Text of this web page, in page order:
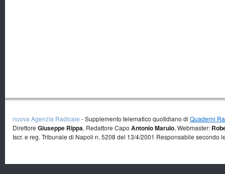
nuova Agenzia Radicale - Supplemento telematico quotidiano di Quaderni
Direttore Giuseppe Rippa, Redattore Capo Antonio Marulo, Webmaster:
Iscr. e reg. Tribunale di Napoli n. 5208 del 13/4/2001 Responsabile secondo